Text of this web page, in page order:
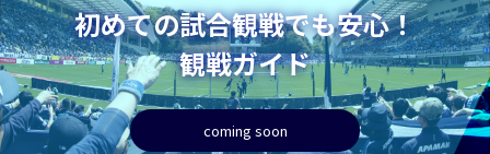
初めての試合観戦でも安心！
観戦ガイド
coming soon